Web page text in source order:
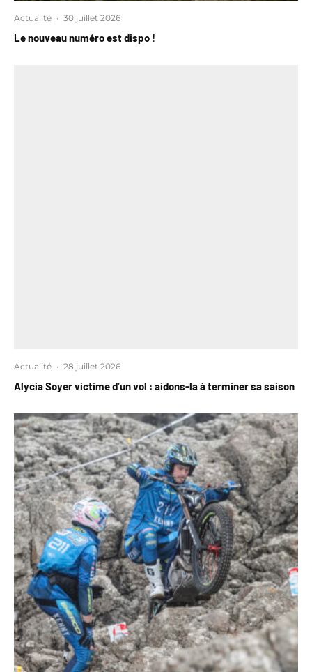
Actualité · 30 juillet 2026
Le nouveau numéro est dispo !
Actualité · 28 juillet 2026
Alycia Soyer victime d’un vol : aidons-la à terminer sa saison